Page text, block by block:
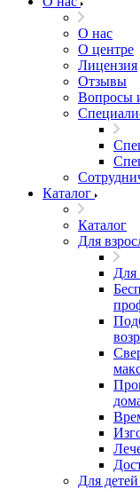
О нас
О центре
Лицензия
Отзывы
Вопросы
Каталог
Каталог
Для
Для
Для детей